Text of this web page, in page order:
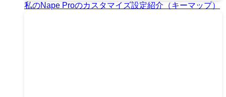
私のNape Proのカスタマイズ設定紹介（キーマップ）